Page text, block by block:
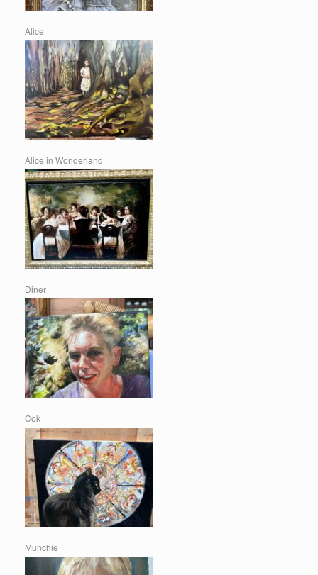
Alice
Alice in Wonderland
Diner
Cok
Munchie